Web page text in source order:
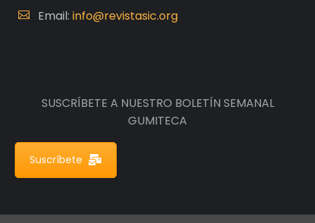
Email: info@revistasic.org
SUSCRÍBETE A NUESTRO BOLETÍN SEMANAL
GUMITECA
Suscríbete